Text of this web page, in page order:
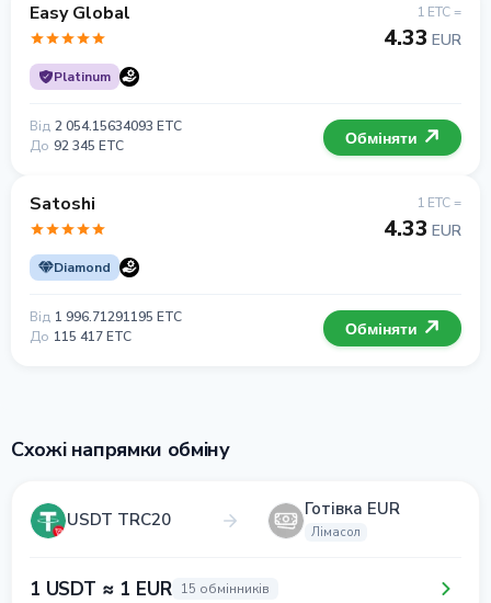
Easy Global
Platinum
1 ETC =
4.33 EUR
Від 2 054.15634093 ETC
До 92 345 ETC Обміняти
Satoshi
Diamond
1 ETC =
4.33 EUR
Від 1 996.71291195 ETC
До 115 417 ETC Обміняти
Схожі напрямки обміну
USDT TRC20 Готівка EUR
Лімасол
1 USDT ≈ 1 EUR 15 обмінників